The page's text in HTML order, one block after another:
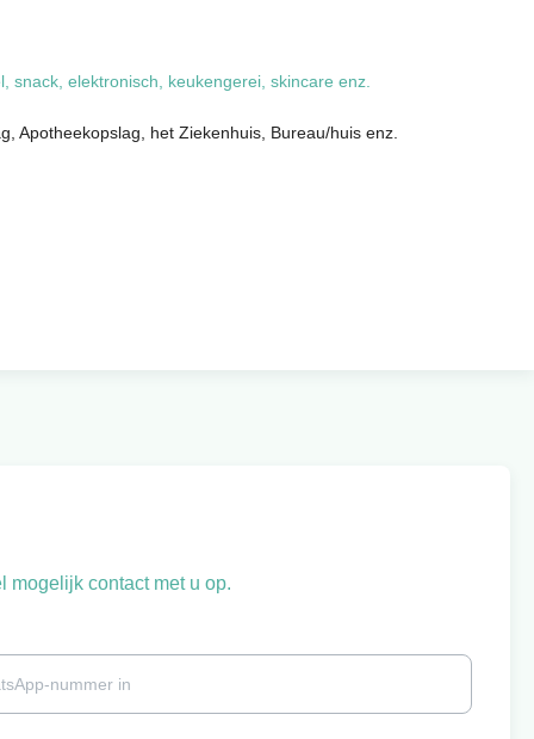
elektronisch, keukengerei, skincare enz.
Apotheekopslag, het Ziekenhuis, Bureau/huis enz.
mogelijk contact met u op.